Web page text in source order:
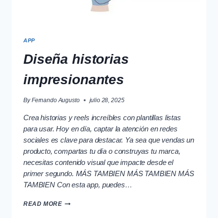
APP
Diseña historias
impresionantes
By Fernando Augusto julio 28, 2025
Crea historias y reels increíbles con plantillas listas
para usar. Hoy en día, captar la atención en redes
sociales es clave para destacar. Ya sea que vendas un
producto, compartas tu día o construyas tu marca,
necesitas contenido visual que impacte desde el
primer segundo. MÁS TAMBIEN MÁS TAMBIEN MÁS
TAMBIEN Con esta app, puedes…
READ MOREDISEÑA